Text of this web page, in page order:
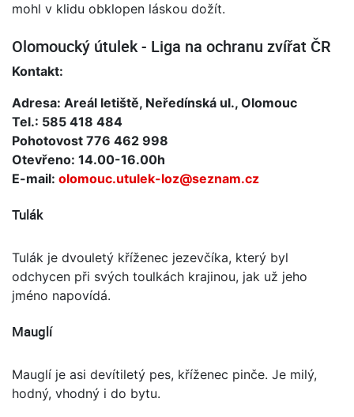
mohl v klidu obklopen láskou dožít.
Olomoucký útulek - Liga na ochranu zvířat ČR
Kontakt:
Adresa: Areál letiště, Neředínská ul., Olomouc
Tel.: 585 418 484
Pohotovost 776 462 998
Otevřeno: 14.00-16.00h
E-mail: olomouc.utulek-loz@seznam.cz
Tulák
Tulák je dvouletý kříženec jezevčíka, který byl
odchycen při svých toulkách krajinou, jak už jeho
jméno napovídá.
Mauglí
Mauglí je asi devítiletý pes, kříženec pinče. Je milý,
hodný, vhodný i do bytu.